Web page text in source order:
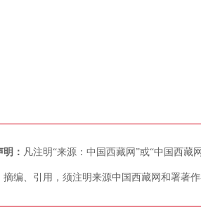
： 凡注明“来源：中国西藏网”或“中国西
摘编、引用，须注明来源中国西藏网和署著